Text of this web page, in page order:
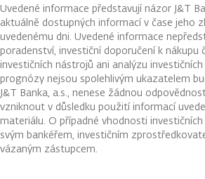
Uvedené informace představují názor J&T
aktuálně dostupných informací v čase jeho
uvedenému dni. Uvedené informace
poradenství, investiční doporučení k nákupu
investičních nástrojů ani analýzu
prognózy nejsou spolehlivým ukazatelem
J&T Banka, a.s., nenese žádnou
vzniknout v důsledku použití informací
materiálu. O případné vhodnosti
svým bankéřem, investičním
vázaným zástupcem.